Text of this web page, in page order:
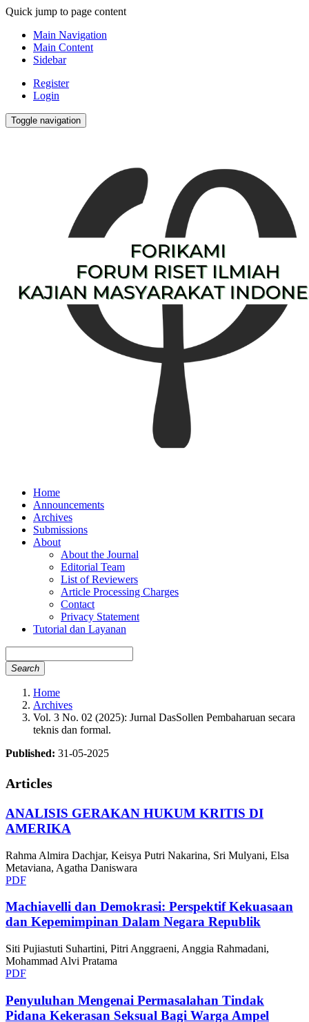
Quick jump to page content
Main Navigation
Main Content
Sidebar
Register
Login
Toggle navigation
Home
Announcements
Archives
Submissions
About
About the Journal
Editorial Team
List of Reviewers
Article Processing Charges
Contact
Privacy Statement
Tutorial dan Layanan
Search
Home
Archives
Vol. 3 No. 02 (2025): Jurnal DasSollen Pembaharuan secara
teknis dan formal.
Published: 31-05-2025
Articles
ANALISIS GERAKAN HUKUM KRITIS DI
AMERIKA
Rahma Almira Dachjar, Keisya Putri Nakarina, Sri Mulyani, Elsa
Metaviana, Agatha Daniswara
PDF
Machiavelli dan Demokrasi: Perspektif Kekuasaan
dan Kepemimpinan Dalam Negara Republik
Siti Pujiastuti Suhartini, Pitri Anggraeni, Anggia Rahmadani,
Mohammad Alvi Pratama
PDF
Penyuluhan Mengenai Permasalahan Tindak
Pidana Kekerasan Seksual Bagi Warga Ampel